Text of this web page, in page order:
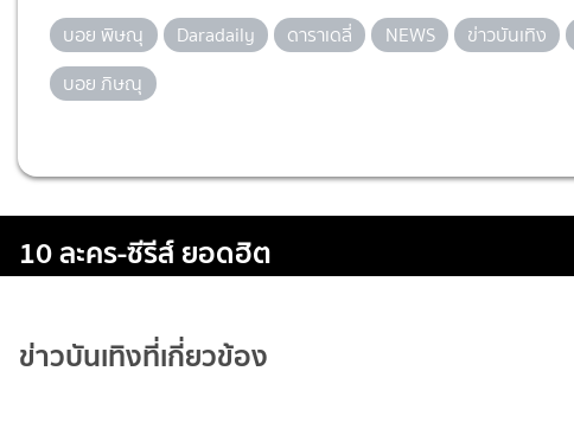
บอย พิษณุ Daradaily ดาราเดลี่ NEWS ข่าวบันเทิง
บอย ภิษณุ
10 ละคร-ซีรีส์ ยอดฮิต
ข่าวบันเทิงที่เกี่ยวข้อง